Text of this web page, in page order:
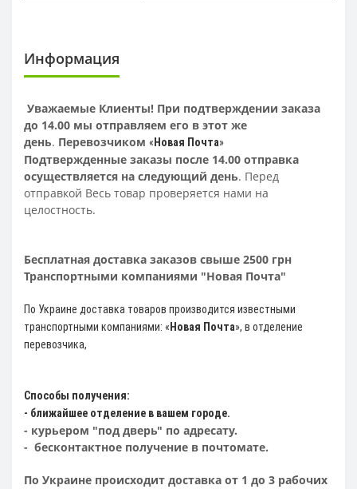
Информация
Уважаемые Клиенты! При подтверждении заказа
до 14.00 мы отправляем его в этот же
день. Перевозчиком «Новая Почта»
Подтвержденные заказы после 14.00 отправка
осуществляется на следующий день. Перед
отправкой Весь товар проверяется нами на
целостность.
Бесплатная доставка заказов свыше 2500 грн
Транспортными компаниями "Новая Почта"
По Украине доставка товаров производится известными
транспортными компаниями: «Новая Почта», в отделение
перевозчика,
Способы получения:
- ближайшее отделение в вашем городе.
- курьером "под дверь" по адресату.
- бесконтактное получение в почтомате.
По Украине происходит доставка от 1 до 3 рабочих